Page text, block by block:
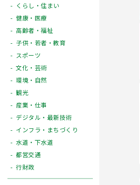
くらし・住まい
健康・医療
高齢者・福祉
子供・若者・教育
スポーツ
文化・芸術
環境・自然
観光
産業・仕事
デジタル・最新技術
インフラ・まちづくり
水道・下水道
都営交通
行財政